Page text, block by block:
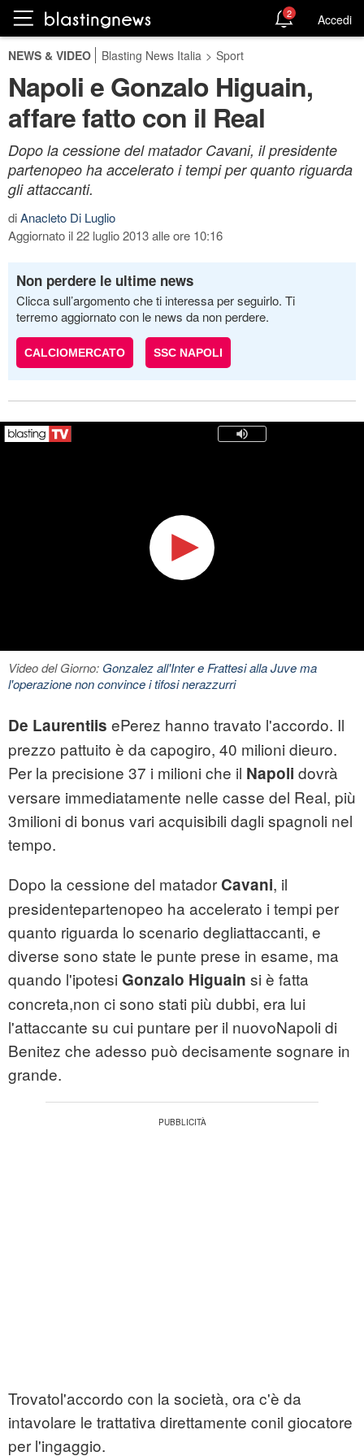
2 Accedi
NEWS & VIDEO Blasting News Italia > Sport
Napoli e Gonzalo Higuain,
affare fatto con il Real
Dopo la cessione del matador Cavani, il presidente
partenopeo ha accelerato i tempi per quanto riguarda
gli attaccanti.
diAnacleto Di Luglio
Aggiornato il 22 luglio 2013 alle ore 10:16
Non perdere le ultime news
Clicca sull’argomento che ti interessa per seguirlo. Ti
terremo aggiornato con le news da non perdere.
CALCIOMERCATO SSC NAPOLI
Video del Giorno: Gonzalez all'Inter e Frattesi alla Juve ma
l'operazione non convince i tifosi nerazzurri
De Laurentiis ePerez hanno travato l'accordo. Il
prezzo pattuito è da capogiro, 40 milioni dieuro.
Per la precisione 37 i milioni che il Napoli dovrà
versare immediatamente nelle casse del Real, più
3milioni di bonus vari acquisibili dagli spagnoli nel
tempo.
Dopo la cessione del matador Cavani, il
presidentepartenopeo ha accelerato i tempi per
quanto riguarda lo scenario degliattaccanti, e
diverse sono state le punte prese in esame, ma
quando l'ipotesi Gonzalo Higuain si è fatta
concreta,non ci sono stati più dubbi, era lui
l'attaccante su cui puntare per il nuovoNapoli di
Benitez che adesso può decisamente sognare in
grande.
Trovatol'accordo con la società, ora c'è da
intavolare le trattativa direttamente conil giocatore
per l'ingaggio.